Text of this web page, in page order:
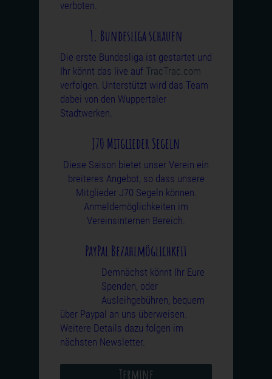
verboten.
1. Bundesliga schauen
Die erste Bundesliga ist gestartet und
Ihr könnt das live auf TracTrac.com
verfolgen. Unterstützt wird das Team
dabei von den Wuppertaler
Stadtwerken.
J70 Mitglieder Segeln
Diese Saison bietet unser Verein ein
breiteres Angebot, so dass unsere
Mitglieder J70 Segeln können.
Anmeldemöglichkeiten im
Vereinsinternen Bereich.
PayPal Bezahlmöglichkeit
Demnächst könnt Ihr Eure
Spenden, oder
Ausleihgebühren, bequem
über Paypal an uns überweisen.
Weitere Details dazu folgen im
nächsten Newsletter.
Termine